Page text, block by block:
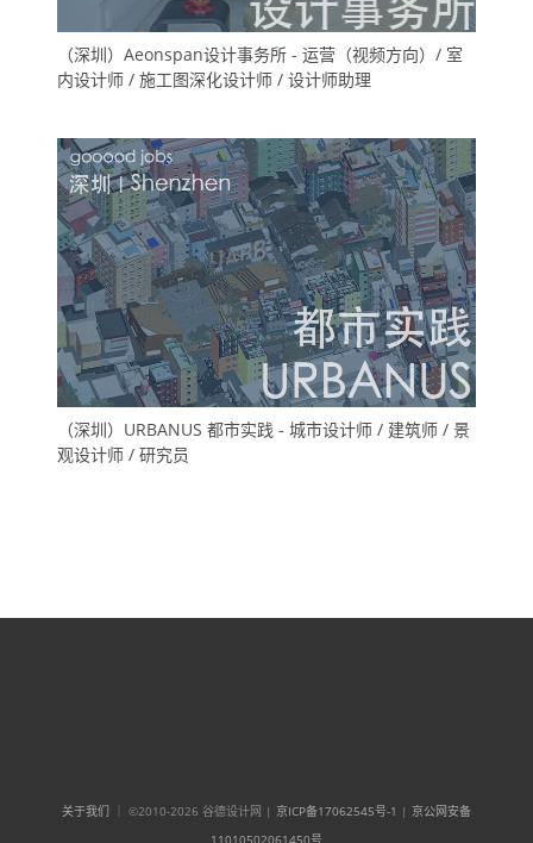
（深圳）Aeonspan设计事务所 - 运营（视频方向）/ 室
内设计师 / 施工图深化设计师 / 设计师助理
（深圳）URBANUS 都市实践 - 城市设计师 / 建筑师 / 景
观设计师 / 研究员
关于我们 ｜ ©2010-2026 谷德设计网 | 京ICP备17062545号-1 | 京公网安备
11010502061450号